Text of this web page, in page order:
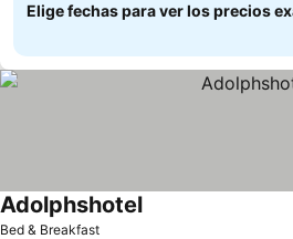
Elige fechas para ver los precios
Bed & Breakfast
AdolphshotelVer precios